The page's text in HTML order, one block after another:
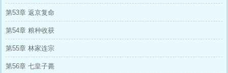
第53章 返京复命
第54章 粮种收获
第55章 林家连宗
第56章 七皇子薨